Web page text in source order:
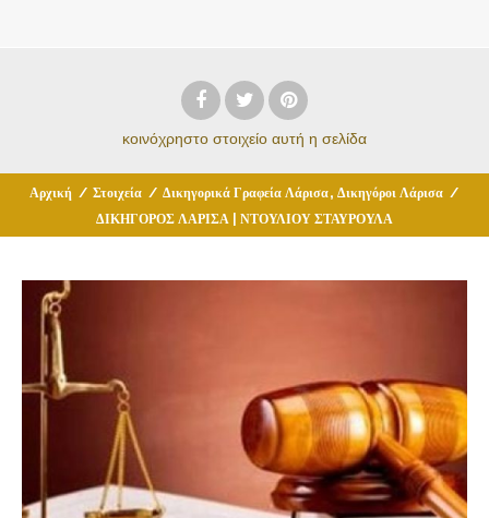
κοινόχρηστο στοιχείο αυτή η σελίδα
Αρχική / Στοιχεία / Δικηγορικά Γραφεία Λάρισα, Δικηγόροι Λάρισα /
ΔΙΚΗΓΟΡΟΣ ΛΑΡΙΣΑ | ΝΤΟΥΛΙΟΥ ΣΤΑΥΡΟΥΛΑ